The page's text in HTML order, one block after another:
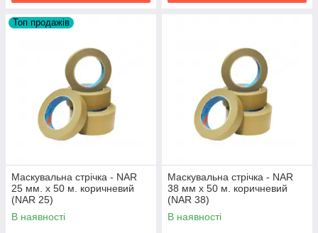
Топ продажів
Маскувальна стрічка - NAR
25 мм. x 50 м. коричневий
(NAR 25)
В наявності
Маскувальна стрічка - NAR
38 мм x 50 м. коричневий
(NAR 38)
В наявності